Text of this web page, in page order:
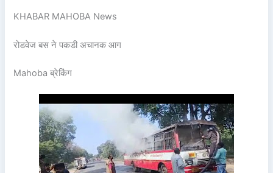
KHABAR MAHOBA News
रोडवेज बस ने पकडी अचानक आग
Mahoba ब्रेकिंग